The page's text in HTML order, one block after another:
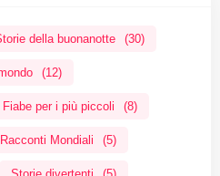
della buonanotte (30)
(12)
Fiabe per i più piccoli (8)
Racconti Mondiali (5)